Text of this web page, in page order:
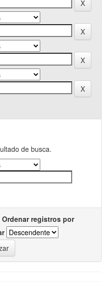
de busca.
Ordenar registros por